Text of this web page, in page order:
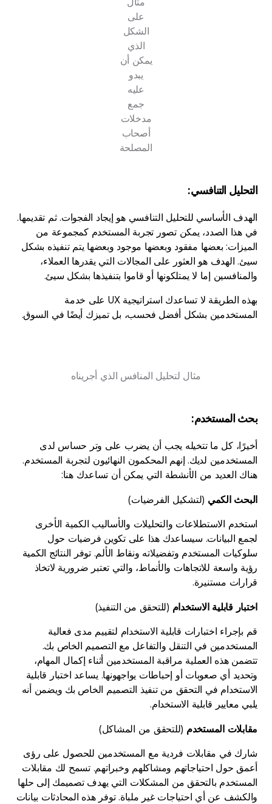
على
الشكل
الذي
يمكن أن
يبدو
عليه
جمع
مدخلات
أصحاب
المصلحة
التحليل التنافسي:
الهدف الأساسي للتحليل التنافسي هو إيجاد الفجوات. ثم تقديمها.
في هذا الصدد، يمكن تصور تجربة المستخدم كمجموعة من
الميزات: بعضها مفقود وبعضها موجود وبعضها يتم تنفيذه بشكل
سيئ. الهدف هو العثور على المجالات التي يقدرها العملاء،
والمنافسين إما لا يمتلكونها أو قاموا بتنفيذها بشكل سيئ.
بهذه الطريقة لا تساعدك استراتيجية UX على خدمة
المستخدمين بشكل أفضل فحسب، بل تميزك أيضًا في السوق.
مثال لتحليل المنافس الذي أجريناه
بحث المستخدم:
أخيرًا، كل ما تتخيله يجب أن يضرب على وتر حساس لدى
المستخدمين لديك. إنهم المحكمون النهائيون لتجربة المستخدم.
هناك العديد من الأنشطة التي يمكن أن تساعدك هنا:
البحث الكمي (لتشكيل الفرضيات)
استخدم الاستطلاعات والتحليلات والأساليب الكمية الأخرى
لجمع البيانات. سيساعدك هذا على تكوين فرضيات حول
سلوكيات المستخدم وتفضيلاته ونقاط الألم. توفر النتائج الكمية
رؤية واسعة للاتجاهات والأنماط، والتي تعتبر ضرورية لاتخاذ
قرارات مستنيرة.
اختبار قابلية الاستخدام (للتحقق من التنفيذ)
قم بإجراء اختبارات قابلية الاستخدام لتقييم مدى فعالية
المستخدمين في التنقل والتفاعل مع التصميم الخاص بك.
تتضمن هذه العملية مراقبة المستخدمين أثناء إكمال المهام،
وتحديد أي صعوبات أو إحباطات يواجهونها. يساعد اختبار قابلية
الاستخدام في التحقق من تنفيذ التصميم الخاص بك ويضمن أنه
يلبي معايير قابلية الاستخدام.
مقابلات المستخدم (للتحقق من المشاكل)
شارك في مقابلات فردية مع المستخدمين للحصول على رؤى
أعمق حول احتياجاتهم ومشاكلهم وخبراتهم. تسمح لك مقابلات
المستخدم بالتحقق من المشكلات التي يهدف تصميمك إلى حلها
والكشف عن أي احتياجات غير ملباة. توفر هذه المحادثات بيانات